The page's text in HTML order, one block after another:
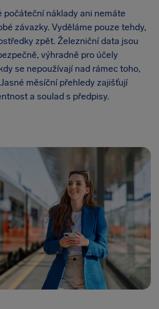
počáteční náklady ani nemáte
závazky. Vyděláme pouze tehdy,
zpět. Železniční data jsou
výhradně pro účely
se nepoužívají nad rámec toho,
měsíční přehledy zajišťují
a soulad s předpisy.